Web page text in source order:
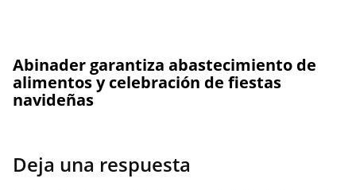
Abinader garantiza abastecimiento de
alimentos y celebración de fiestas
navideñas
Deja una respuesta